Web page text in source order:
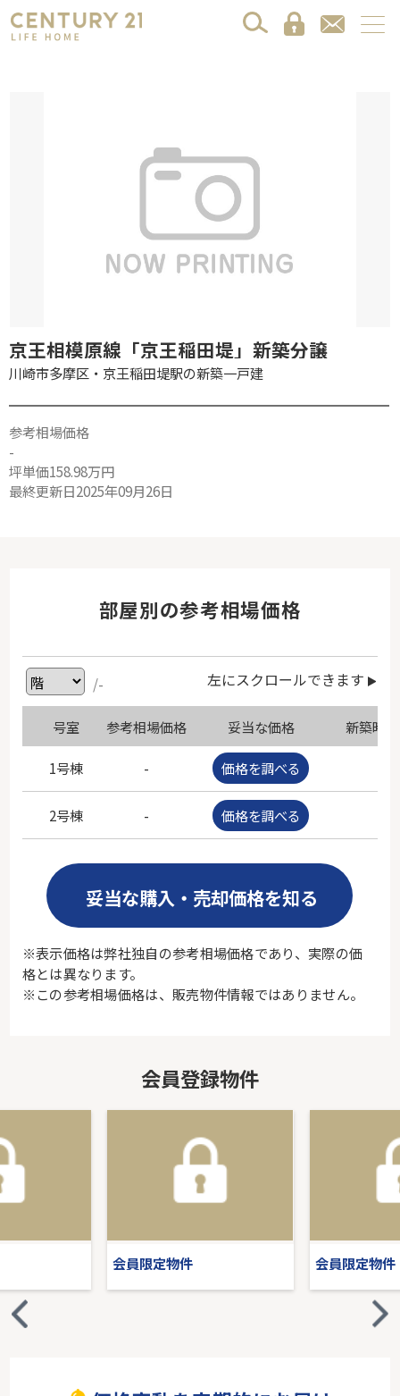
京王相模原線「京王稲田堤」新築分譲
川崎市多摩区・京王稲田堤駅の新築一戸建
参考相場価格
-
坪単価158.98万円
最終更新日2025年09月26日
部屋別の参考相場価格
/- 左にスクロールできます
号室 参考相場価格 妥当な価格 新築時
1号棟 - 価格を調べる
2号棟 - 価格を調べる
妥当な購入・売却価格を知る
※表示価格は弊社独自の参考相場価格であり、実際の価
格とは異なります。
※この参考相場価格は、販売物件情報ではありません。
会員登録物件
会員限定物件 会員限定物件